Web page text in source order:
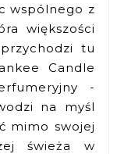
wspólnego z
większości
tu
Candle
-
na myśl
mimo swojej
świeża w